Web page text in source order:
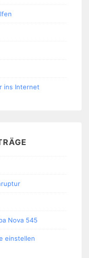
ins Internet
Nova 545
einstellen